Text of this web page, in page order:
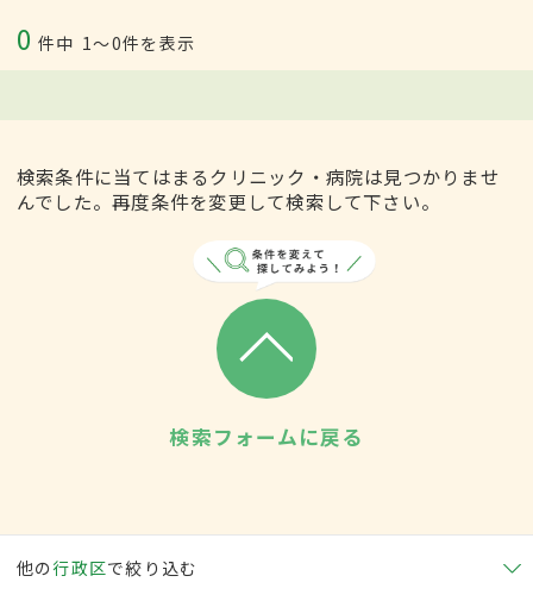
0 件中 1〜0件を表示
検索条件に当てはまるクリニック・病院は見つかりませ
んでした。再度条件を変更して検索して下さい。
検索フォームに戻る
他の行政区で絞り込む